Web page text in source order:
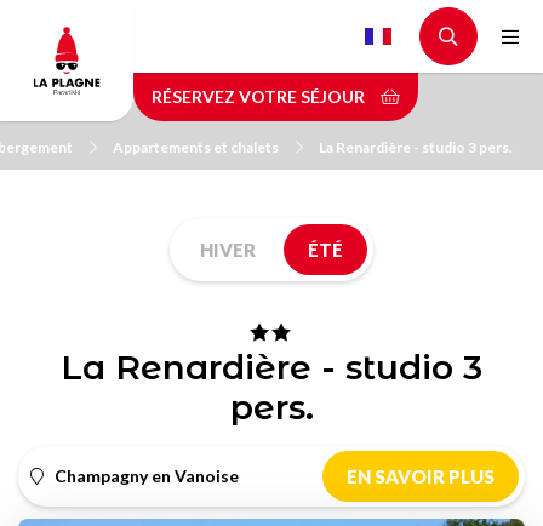
contenu
principal
RÉSERVEZ VOTRE SÉJOUR
Appartements et chalets La Renardière - studio 3 pers.
HIVER ÉTÉ
La Renardière - studio 3
pers.
Champagny en Vanoise EN SAVOIR PLUS